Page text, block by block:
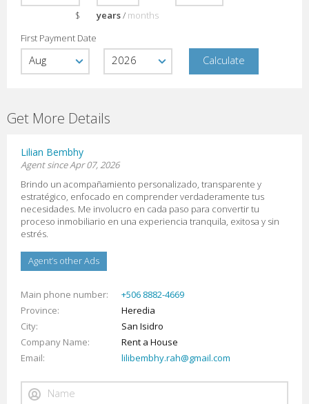
$ years/ months
First Payment Date
Get More Details
Lilian Bembhy
Agent since Apr 07, 2026
Brindo un acompañamiento personalizado, transparente y
estratégico, enfocado en comprender verdaderamente tus
necesidades. Me involucro en cada paso para convertir tu
proceso inmobiliario en una experiencia tranquila, exitosa y sin
estrés.
Agent’s other Ads
Main phone number
+506 8882-4669
Province
Heredia
City
San Isidro
Company Name
Rent a House
Email
lilibembhy.rah@gmail.com